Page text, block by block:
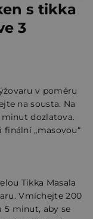
s tikka
3
v poměru
na sousta. Na
dozlatova.
„masovou“
Tikka Masala
Vmíchejte 200
5 minut, aby se